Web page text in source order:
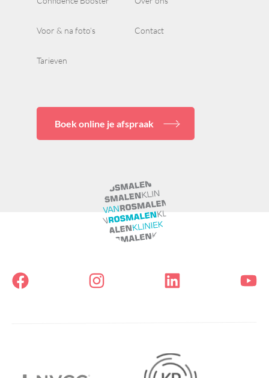
Voor & na foto’s Contact
Tarieven
Boek online je afspraak